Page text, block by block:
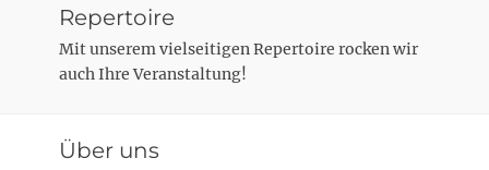
Repertoire
Mit unserem vielseitigen Repertoire rocken wir
auch Ihre Veranstaltung!
Über uns